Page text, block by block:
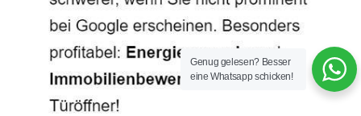
Genug gelesen? Besser
eine Whatsapp schicken!